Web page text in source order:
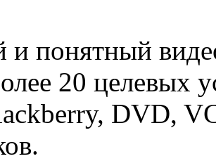
и понятный
20 целевых
DVD,